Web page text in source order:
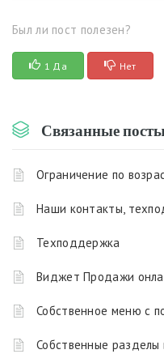
Был ли пост полезен?
1 Да Нет
Связанные
Ограничение по
Наши контакты,
Техподдержка
Виджет Продажи
Собственное меню с
Собственные